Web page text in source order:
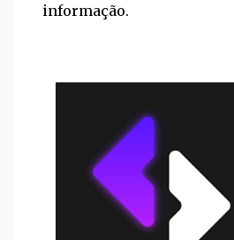
informação.